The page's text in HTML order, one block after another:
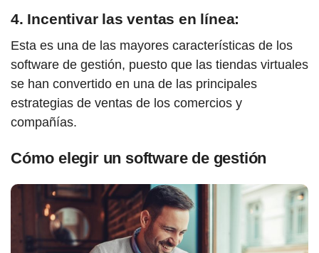
4. Incentivar las ventas en línea:
Esta es una de las mayores características de los
software de gestión, puesto que las tiendas virtuales
se han convertido en una de las principales
estrategias de ventas de los comercios y
compañías.
Cómo elegir un software de gestión